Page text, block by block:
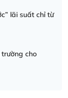
lãi suất chỉ từ
cho